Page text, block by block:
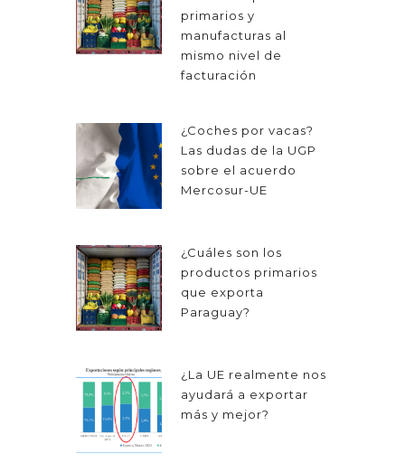
primarios y
manufacturas al
mismo nivel de
facturación
¿Coches por vacas?
Las dudas de la UGP
sobre el acuerdo
Mercosur-UE
¿Cuáles son los
productos primarios
que exporta
Paraguay?
¿La UE realmente nos
ayudará a exportar
más y mejor?